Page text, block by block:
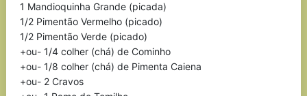
1 Mandioquinha Grande (picada)
1/2 Pimentão Vermelho (picado)
1/2 Pimentão Verde (picado)
+ou- 1/4 colher (chá) de Cominho
+ou- 1/8 colher (chá) de Pimenta Caiena
+ou- 2 Cravos